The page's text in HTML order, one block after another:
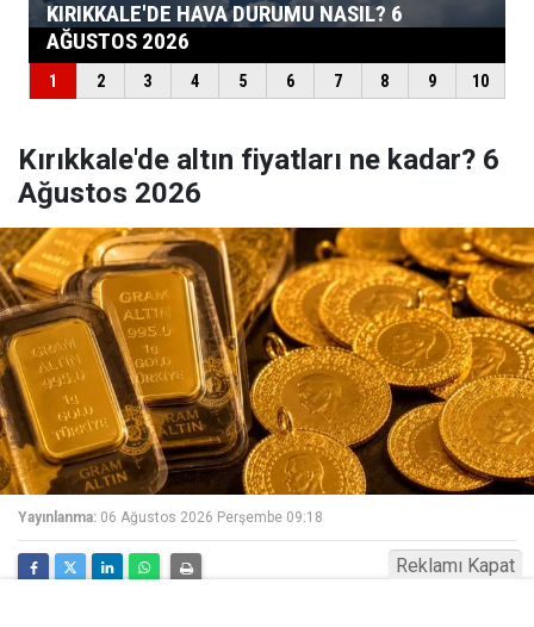
Kırıkkale'de altın fiyatları ne kadar? 6
Ağustos 2026
Yayınlanma: 06 Ağustos 2026 Perşembe 09:18
Reklamı Kapat